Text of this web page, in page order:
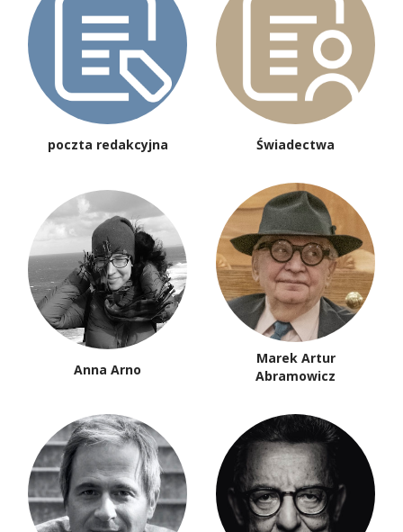
Hugo von Hofmannsthal Jerzy Illg
Paweł Kądziela Agnieszka Kania